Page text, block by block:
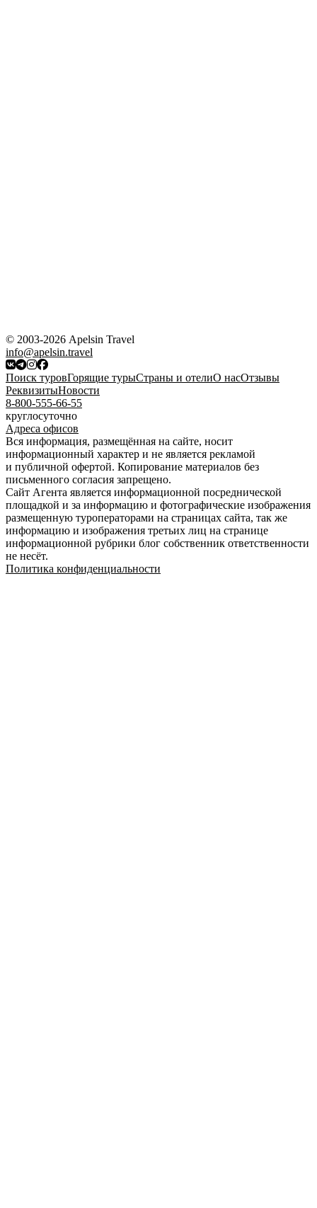
© 2003-2026 Apelsin Travel
info@apelsin.travel
Поиск туровГорящие турыСтраны и отелиО насОтзывы
РеквизитыНовости
8-800-555-66-55
круглосуточно
Адреса офисов
Вся информация, размещённая на сайте, носит
информационный характер и не является рекламой
и публичной офертой. Копирование материалов без
письменного согласия запрещено.
Сайт Агента является информационной посреднической
площадкой и за информацию и фотографические изображения
размещенную туроператорами на страницах сайта, так же
информацию и изображения третьих лиц на странице
информационной рубрики блог собственник ответственности
не несёт.
Политика конфиденциальности